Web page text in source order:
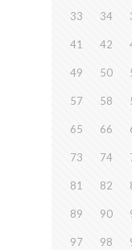
33 34
41 42
49 50
57 58
65 66
73 74
81 82
89 90
97 98